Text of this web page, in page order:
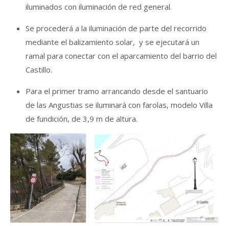
iluminados con iluminación de red general.
Se procederá a la iluminación de parte del recorrido
mediante el balizamiento solar, y se ejecutará un
ramal para conectar con el aparcamiento del barrio del
Castillo.
Para el primer tramo arrancando desde el santuario
de las Angustias se iluminará con farolas, modelo Villa
de fundición, de 3,9 m de altura.